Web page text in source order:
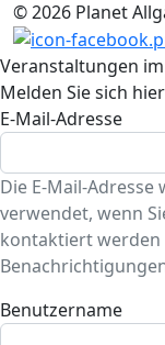
© 2026 Planet
Veranstaltungen
Melden Sie sich
E-Mail-Adresse
Die E-Mail-
verwendet, wenn
kontaktiert
Benutzername